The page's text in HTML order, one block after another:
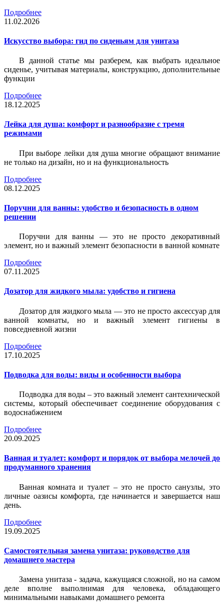
Подробнее
11.02.2026
Искусство выбора: гид по сиденьям для унитаза
В данной статье мы разберем, как выбрать идеальное
сиденье, учитывая материалы, конструкцию, дополнительные
функции
Подробнее
18.12.2025
Лейка для душа: комфорт и разнообразие с тремя
режимами
При выборе лейки для душа многие обращают внимание
не только на дизайн, но и на функциональность
Подробнее
08.12.2025
Поручни для ванны: удобство и безопасность в одном
решении
Поручни для ванны — это не просто декоративный
элемент, но и важный элемент безопасности в ванной комнате
Подробнее
07.11.2025
Дозатор для жидкого мыла: удобство и гигиена
Дозатор для жидкого мыла — это не просто аксессуар для
ванной комнаты, но и важный элемент гигиены в
повседневной жизни
Подробнее
17.10.2025
Подводка для воды: виды и особенности выбора
Подводка для воды – это важный элемент сантехнической
системы, который обеспечивает соединение оборудования с
водоснабжением
Подробнее
20.09.2025
Ванная и туалет: комфорт и порядок от выбора мелочей до
продуманного хранения
Ванная комната и туалет – это не просто санузлы, это
личные оазисы комфорта, где начинается и завершается наш
день.
Подробнее
19.09.2025
Самостоятельная замена унитаза: руководство для
домашнего мастера
Замена унитаза - задача, кажущаяся сложной, но на самом
деле вполне выполнимая для человека, обладающего
минимальными навыками домашнего ремонта